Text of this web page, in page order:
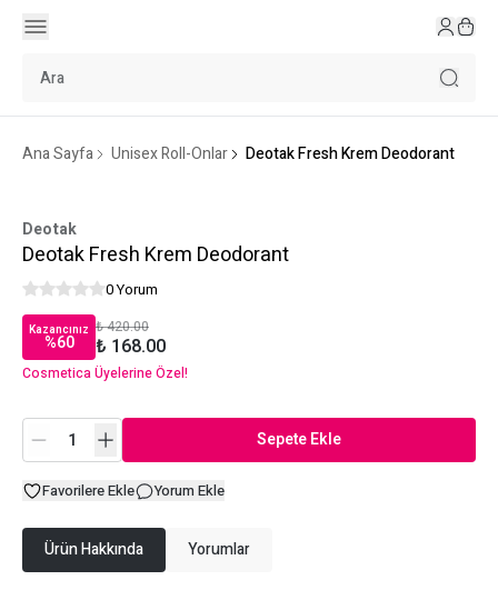
Ana Sayfa Unisex Roll-Onlar Deotak Fresh Krem Deodorant
Deotak
Deotak Fresh Krem Deodorant
0 Yorum
Kazancınız
%60
₺ 420.00
₺ 168.00
Cosmetica Üyelerine Özel!
Sepete Ekle
Favorilere Ekle Yorum Ekle
Ürün Hakkında Yorumlar